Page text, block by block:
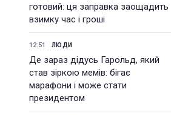
готовий: ця заправка заощадить
взимку час і гроші
12:51 ЛЮДИ
Де зараз дідусь Гарольд, який
став зіркою мемів: бігає
марафони і може стати
президентом